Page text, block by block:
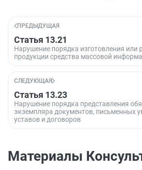
ПРЕДЫДУЩАЯ
Статья 13.21
Нарушение порядка изготовления или
продукции средства массовой
СЛЕДУЮЩАЯ
Статья 13.23
Нарушение порядка представления
экземпляра документов, письменных
уставов и договоров
Материалы